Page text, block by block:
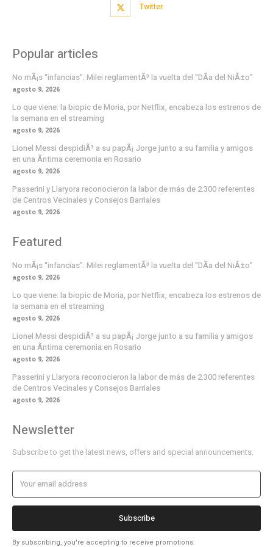
Twitter
Popular articles
No mÃ¡s “infancias”: Milei reglamentÃ³ la vuelta del “DÃ­a del NiÃ±o”
agosto 9, 2026
Lo que viene: la biopic de Moria, por Netflix, encabeza los estrenos de
la semana en el streaming
agosto 9, 2026
Lionel Messi despidiÃ³ a su papÃ¡ Jorge junto a su familia y amigos
en una Ã­ntima ceremonia en Rosario
agosto 9, 2026
Passerini y Llaryora reconocieron la labor de más de 2.300 referentes
de Centros Vecinales y Consejos Barriales
agosto 9, 2026
Featured
No mÃ¡s “infancias”: Milei reglamentÃ³ la vuelta del “DÃ­a del NiÃ±o”
agosto 9, 2026
Lo que viene: la biopic de Moria, por Netflix, encabeza los estrenos de
la semana en el streaming
agosto 9, 2026
Lionel Messi despidiÃ³ a su papÃ¡ Jorge junto a su familia y amigos
en una Ã­ntima ceremonia en Rosario
agosto 9, 2026
Passerini y Llaryora reconocieron la labor de más de 2.300 referentes
de Centros Vecinales y Consejos Barriales
agosto 9, 2026
Newsletter
Subscribe to get the latest news, offers and special announcements.
Subscribe
By subscribing, you're accepting to receive promotions.